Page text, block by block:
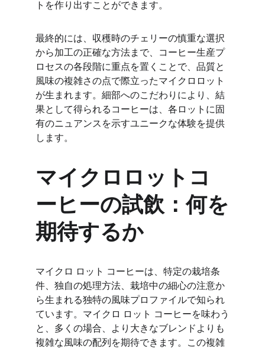
トを作り出すことができます。
最終的には、収穫時のチェリーの慎重な選択
から加工の正確な方法まで、コーヒー生産プ
ロセスの各段階に重点を置くことで、品質と
風味の複雑さの点で際立ったマイクロロット
が生まれます。細部へのこだわりにより、結
果として得られるコーヒーは、各ロットに固
有のニュアンスを示すユニークな体験を提供
します。
マイクロロットコ
ーヒーの試飲：何を
期待するか
マイクロ ロット コーヒーは、特定の栽培条
件、独自の処理方法、栽培中の細心の注意か
ら生まれる独特の風味プロファイルで知られ
ています。マイクロ ロット コーヒーを味わう
と、多くの場合、より大きなブレンドよりも
複雑な風味の配列を期待できます。この複雑